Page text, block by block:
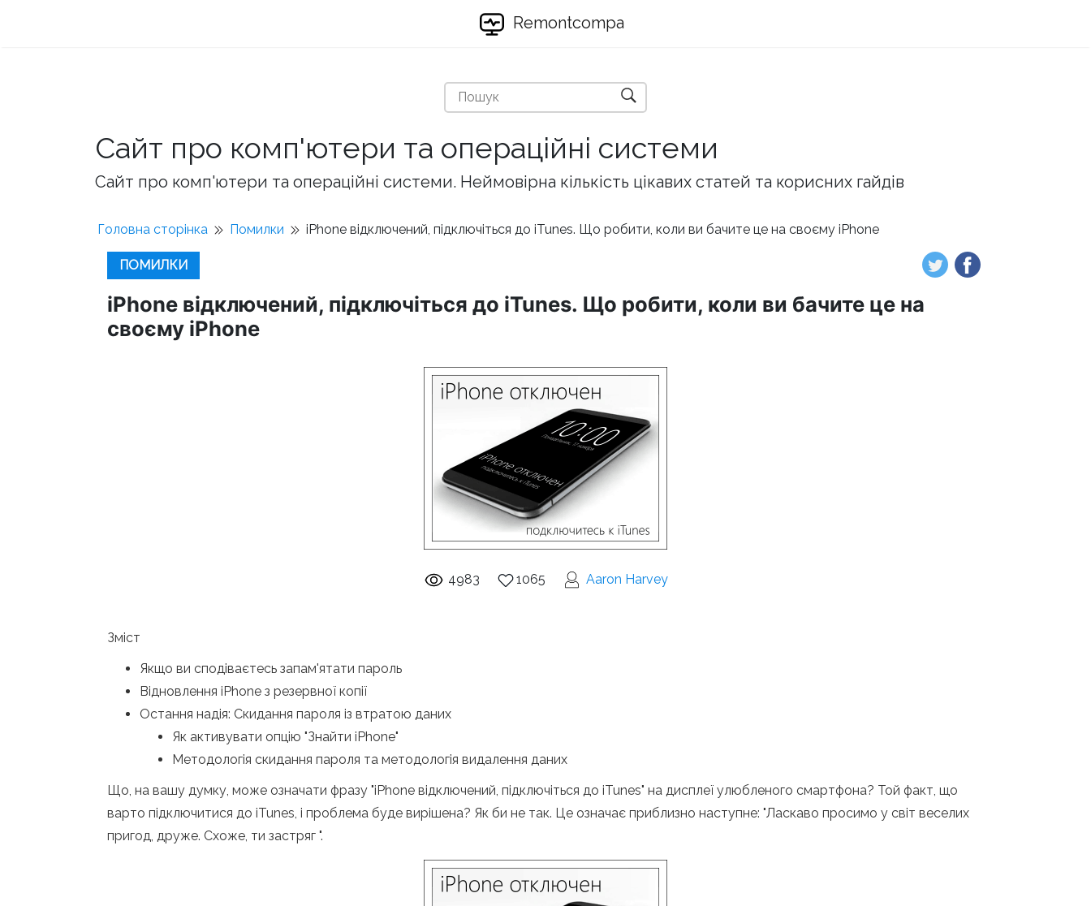
Remontcompa
Сайт про комп'ютери та операційні системи
Сайт про комп'ютери та операційні системи. Неймовірна кількість цікавих статей та корисних гайдів
Головна сторінка Помилки iPhone відключений, підключіться до iTunes. Що робити, коли ви бачите це на своєму iPhone
ПОМИЛКИ
iPhone відключений, підключіться до iTunes. Що робити, коли ви бачите це на
своєму iPhone
4983 1065 Aaron Harvey
Зміст
Якщо ви сподіваєтесь запам'ятати пароль
Відновлення iPhone з резервної копії
Остання надія: Скидання пароля із втратою даних
Як активувати опцію "Знайти iPhone"
Методологія скидання пароля та методологія видалення даних
Що, на вашу думку, може означати фразу "iPhone відключений, підключіться до iTunes" на дисплеї улюбленого смартфона? Той факт, що
варто підключитися до iTunes, і проблема буде вирішена? Як би не так. Це означає приблизно наступне: "Ласкаво просимо у світ веселих
пригод, друже. Схоже, ти застряг ".